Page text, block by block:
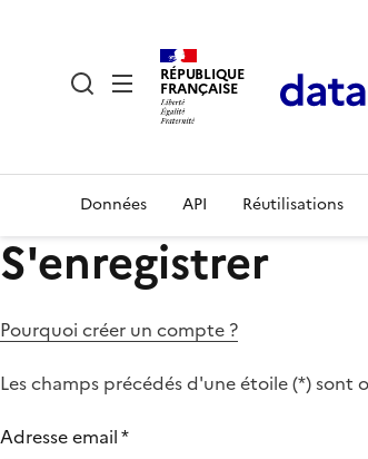
RÉPUBLIQUE
FRANÇAISE
Données API Réutilisations
S'enregistrer
Pourquoi créer un compte ?
Les champs précédés d'une étoile (*) sont
Adresse email*